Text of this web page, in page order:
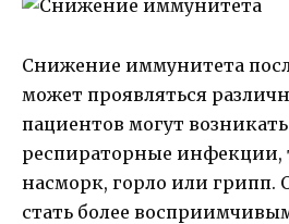
Снижение иммунитета
может проявляться
пациентов могут
респираторные инфекции,
насморк, горло или грипп.
стать более